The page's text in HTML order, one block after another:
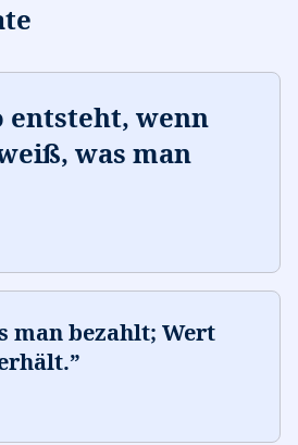
entsteht, wenn
was man
man bezahlt; Wert
”